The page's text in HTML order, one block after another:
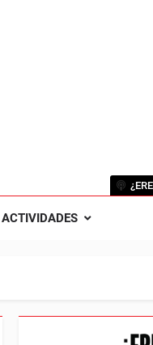
ACTIVIDADES